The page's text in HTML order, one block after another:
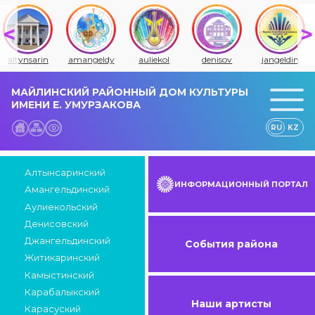
altynsarin amangeldy auliekol denisov jangeldin
МАЙЛИНСКИЙ РАЙОННЫЙ ДОМ КУЛЬТУРЫ
ИМЕНИ Е. УМУРЗАКОВА
RU KZ
Алтынсаринский
Амангельдинский
Аулиекольский
Денисовский
Джангельдинский
Житикаринский
Камыстинский
Карабалыкский
Карасуский
ИНФОРМАЦИОННЫЙ ПОРТАЛ
События района
Наши артисты